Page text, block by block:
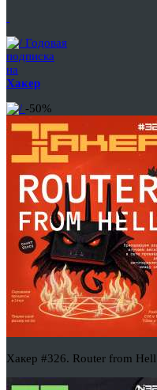
Годовая
подписка
на
Хакер
-50%
Хакер #326. Router from Hell